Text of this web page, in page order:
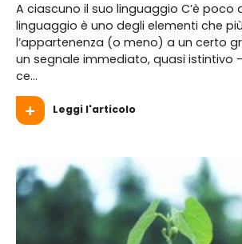
A ciascuno il suo linguaggio C’è poco
linguaggio è uno degli elementi che
l’appartenenza (o meno) a un certo
un segnale immediato, quasi istintivo
ce...
Leggi l'articolo